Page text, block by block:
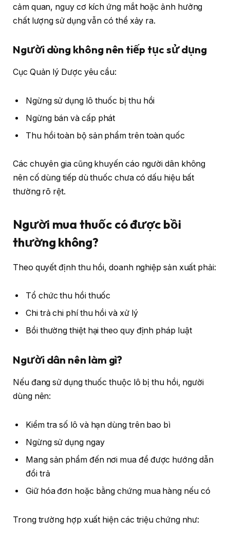
cảm quan, nguy cơ kích ứng mắt hoặc ảnh hưởng
chất lượng sử dụng vẫn có thể xảy ra.
Người dùng không nên tiếp tục sử dụng
Cục Quản lý Dược yêu cầu:
Ngừng sử dụng lô thuốc bị thu hồi
Ngừng bán và cấp phát
Thu hồi toàn bộ sản phẩm trên toàn quốc
Các chuyên gia cũng khuyến cáo người dân không
nên cố dùng tiếp dù thuốc chưa có dấu hiệu bất
thường rõ rệt.
Người mua thuốc có được bồi
thường không?
Theo quyết định thu hồi, doanh nghiệp sản xuất phải:
Tổ chức thu hồi thuốc
Chi trả chi phí thu hồi và xử lý
Bồi thường thiệt hại theo quy định pháp luật
Người dân nên làm gì?
Nếu đang sử dụng thuốc thuộc lô bị thu hồi, người
dùng nên:
Kiểm tra số lô và hạn dùng trên bao bì
Ngừng sử dụng ngay
Mang sản phẩm đến nơi mua để được hướng dẫn
đổi trả
Giữ hóa đơn hoặc bằng chứng mua hàng nếu có
Trong trường hợp xuất hiện các triệu chứng như: